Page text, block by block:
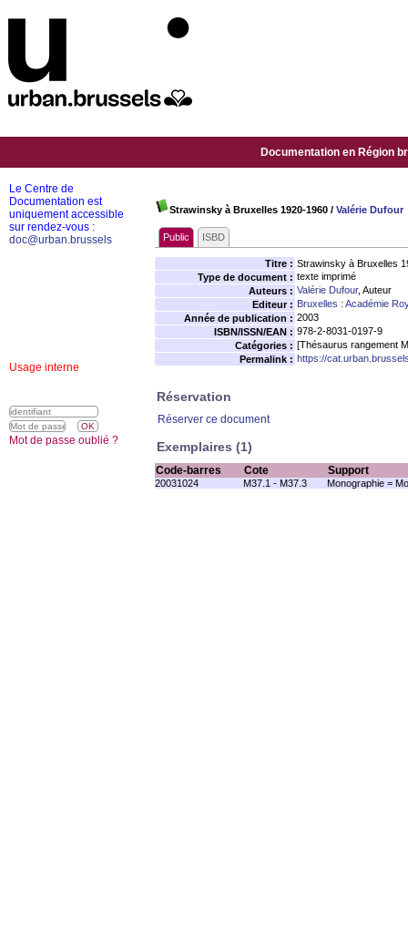
Documentation en Région
Strawinsky à Bruxelles 1920-1960 / Valérie Dufour
Public ISBD
Titre : Strawinsky à Bruxelles
Type de document : texte imprimé
Auteurs : Valérie Dufour, Auteur
Editeur : Bruxelles : Académie
Année de publication : 2003
ISBN/ISSN/EAN : 978-2-8031-0197-9
Catégories : [Thésaurus rangement
Permalink : https://
Réservation
Réserver ce document
Exemplaires (1)
Code-barres Cote Support
20031024 M37.1 - M37.3 Monographie =
Le Centre de
Documentation est
uniquement accessible
sur rendez-vous :
doc@urban.brussels
Usage interne
Mot de passe oublié ?